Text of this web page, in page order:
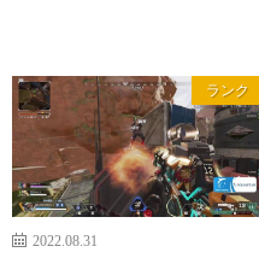
ランク
2022.08.31